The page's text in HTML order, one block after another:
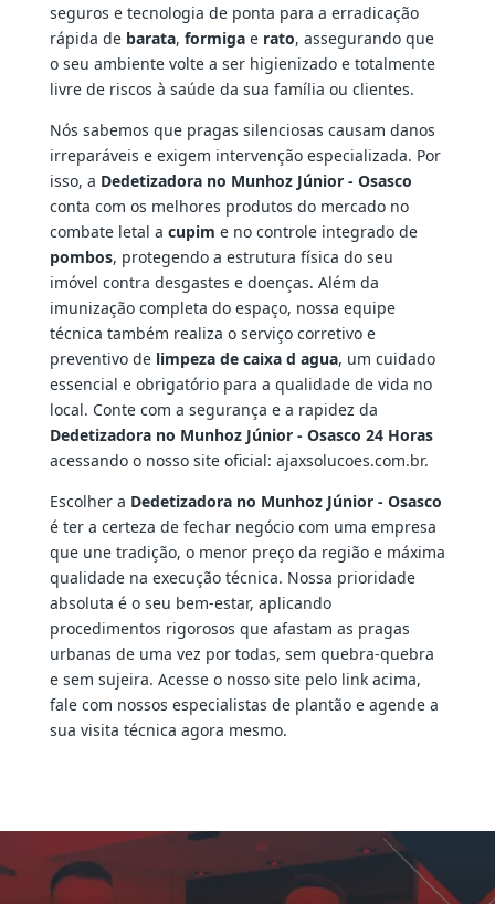
seguros e tecnologia de ponta para a erradicação
rápida de barata, formigae rato, assegurando que
o seu ambiente volte a ser higienizado e totalmente
livre de riscos à saúde da sua família ou clientes.
Nós sabemos que pragas silenciosas causam danos
irreparáveis e exigem intervenção especializada. Por
isso, a Dedetizadora no Munhoz Júnior - Osasco
conta com os melhores produtos do mercado no
combate letal a cupim e no controle integrado de
pombos, protegendo a estrutura física do seu
imóvel contra desgastes e doenças. Além da
imunização completa do espaço, nossa equipe
técnica também realiza o serviço corretivo e
preventivo de limpeza de caixa d agua, um cuidado
essencial e obrigatório para a qualidade de vida no
local. Conte com a segurança e a rapidez da
Dedetizadora no Munhoz Júnior - Osasco 24 Horas
acessando o nosso site oficial: ajaxsolucoes.com.br.
Escolher a Dedetizadora no Munhoz Júnior - Osasco
é ter a certeza de fechar negócio com uma empresa
que une tradição, o menor preço da região e máxima
qualidade na execução técnica. Nossa prioridade
absoluta é o seu bem-estar, aplicando
procedimentos rigorosos que afastam as pragas
urbanas de uma vez por todas, sem quebra-quebra
e sem sujeira. Acesse o nosso site pelo link acima,
fale com nossos especialistas de plantão e agende a
sua visita técnica agora mesmo.